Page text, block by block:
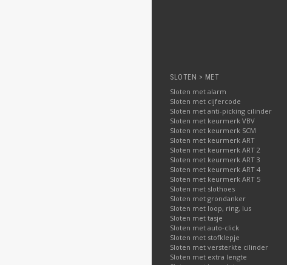
SLOTEN > MET
Sloten met alarm
Sloten met cijfercode
Sloten met anti-picking cilinder
Sloten met keurmerk VBV
Sloten met keurmerk SCM
Sloten met keurmerk ART
Sloten met keurmerk ART 2
Sloten met keurmerk ART 3
Sloten met keurmerk ART 4
Sloten met keurmerk ART 5
Sloten met slothoes
Sloten met grondanker
Sloten met loop, ring, lus
Sloten met tasje
Sloten met auto-click
Sloten met stofklepje
Sloten met versterkte cilinder
Sloten met extra lengte